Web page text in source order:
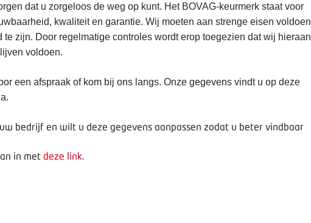
dat u zorgeloos de weg op kunt. Het BOVAG-keurmerk staat voor
kwaliteit en garantie. Wij moeten aan strenge eisen voldoen
te zijn. Door regelmatige controles wordt erop toegezien dat wij hieraan
voldoen.
een afspraak of kom bij ons langs. Onze gegevens vindt u op deze
bedrijf en wilt u deze gegevens aanpassen zodat u beter vindbaar
in met deze link.